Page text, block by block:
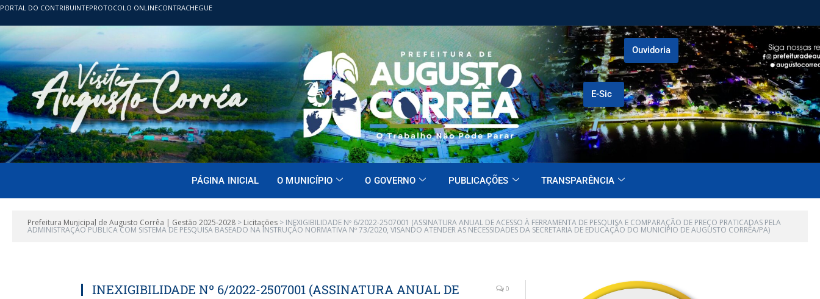
PORTAL DO CONTRIBUINTEPROTOCOLO ONLINECONTRACHEGUE
E-Sic
Ouvidoria
PÁGINA INICIAL O MUNICÍPIO O GOVERNO PUBLICAÇÕES TRANSPARÊNCIA
Prefeitura Municipal de Augusto Corrêa | Gestão 2025-2028 > Licitações > INEXIGIBILIDADE Nº 6/2022-2507001 (ASSINATURA ANUAL DE ACESSO À FERRAMENTA DE PESQUISA E COMPARAÇÃO DE PREÇO PRATICADAS PELA
ADMINISTRAÇÃO PÚBLICA COM SISTEMA DE PESQUISA BASEADO NA INSTRUÇÃO NORMATIVA Nº 73/2020, VISANDO ATENDER AS NECESSIDADES DA SECRETARIA DE EDUCAÇÃO DO MUNICÍPIO DE AUGUSTO CORRÊA/PA)
INEXIGIBILIDADE Nº 6/2022-2507001 (ASSINATURA ANUAL DE
0